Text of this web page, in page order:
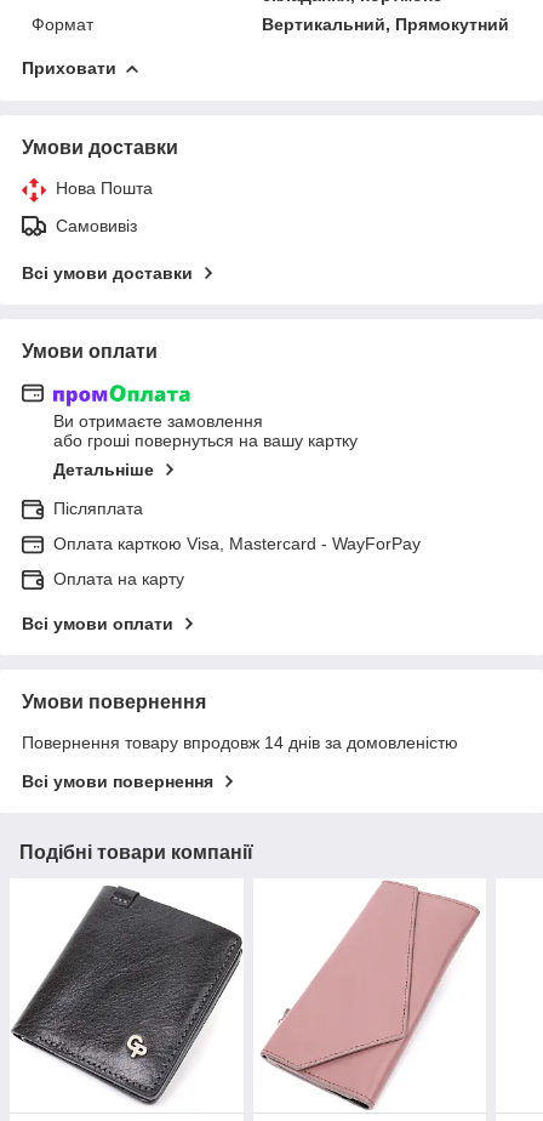
Формат
Вертикальний, Прямокутний
Приховати
Умови доставки
Нова Пошта
Самовивіз
Всі умови доставки
Умови оплати
Ви отримаєте замовлення
або гроші повернуться на вашу картку
Детальніше
Післяплата
Оплата карткою Visa, Mastercard - WayForPay
Оплата на карту
Всі умови оплати
Умови повернення
Повернення товару впродовж 14 днів за домовленістю
Всі умови повернення
Подібні товари компанії